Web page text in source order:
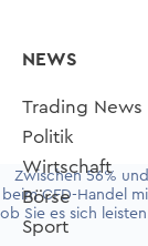
Zwischen 56%
beim CFD-Handel
ob Sie es sich
NEWS
Trading News
Politik
Wirtschaft
Börse
Sport